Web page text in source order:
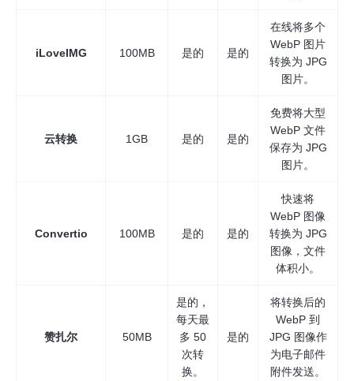
iLoveIMG 100MB 是的 是的
在线将多个
WebP 图片
转换为 JPG
图片。
云转换 1GB 是的 是的
免费将大型
WebP 文件
保存为 JPG
图片。
Convertio 100MB 是的 是的
快速将
WebP 图像
转换为 JPG
图像，文件
体积小。
赞扎尔 50MB
是的，
每天最
多 50
次转
换。
是的
将转换后的
WebP 到
JPG 图像作
为电子邮件
附件发送。